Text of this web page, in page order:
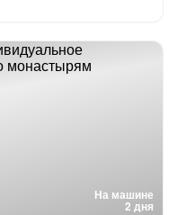
На машине
2 дня